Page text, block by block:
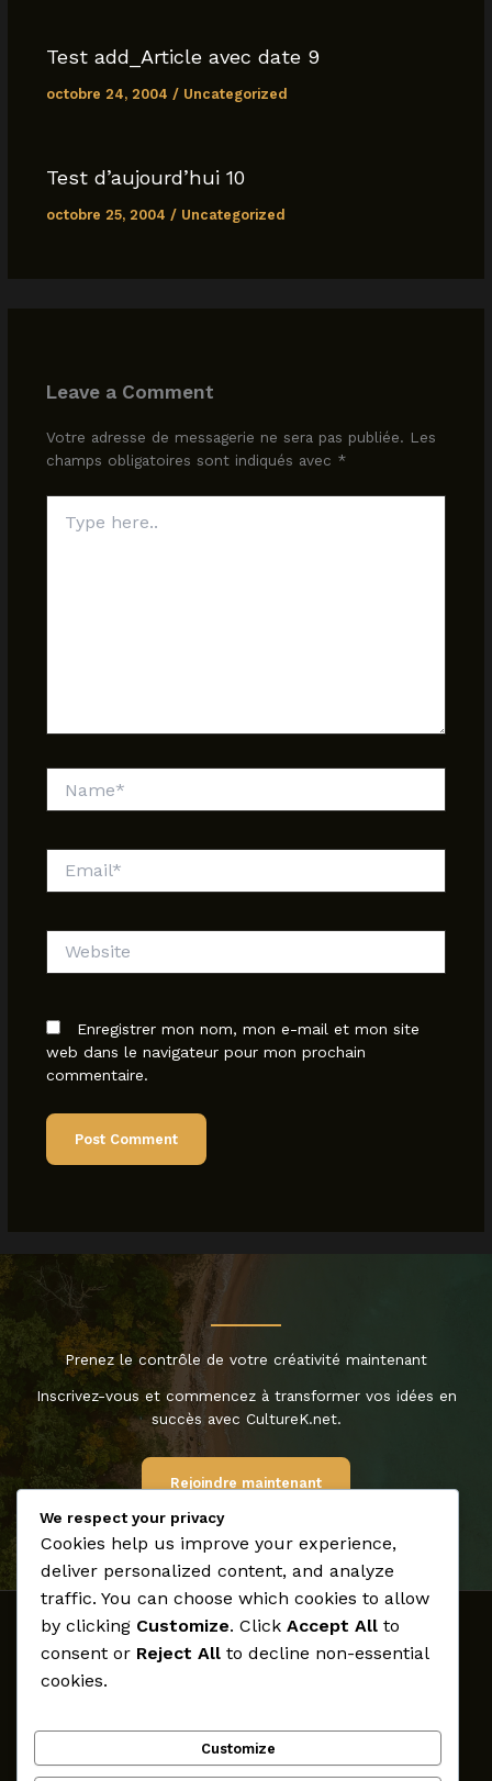
k
Test add_Article avec date 9
octobre 24, 2004 / Uncategorized
Test d’aujourd’hui 10
octobre 25, 2004 / Uncategorized
Leave a Comment
Votre adresse de messagerie ne sera pas publiée. Les
champs obligatoires sont indiqués avec *
here..
Enregistrer mon nom, mon e-mail et mon site
web dans le navigateur pour mon prochain
commentaire.
Prenez le contrôle de votre créativité maintenant
Inscrivez-vous et commencez à transformer vos idées en
succès avec CultureK.net.
Rejoindre maintenant
Accueil
Médias
Participer
We respect your privacy
Cookies help us improve your experience,
deliver personalized content, and analyze
traffic. You can choose which cookies to allow
by clicking Customize. Click Accept All to
consent or Reject All to decline non-essential
cookies.
Customize